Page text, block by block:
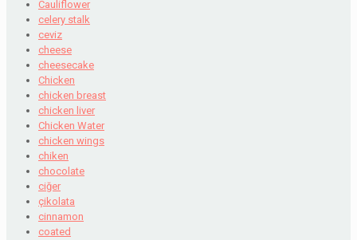
Cauliflower
celery stalk
ceviz
cheese
cheesecake
Chicken
chicken breast
chicken liver
Chicken Water
chicken wings
chiken
chocolate
ciğer
çikolata
cinnamon
coated